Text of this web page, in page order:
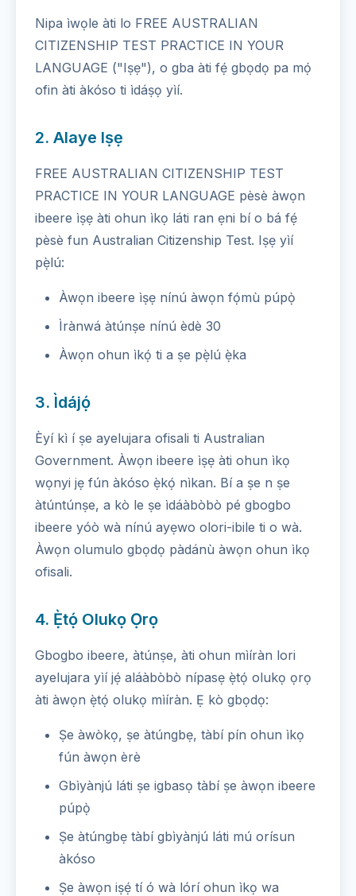
Nipa ìwọle àti lo FREE AUSTRALIAN
CITIZENSHIP TEST PRACTICE IN YOUR
LANGUAGE ("Iṣẹ"), o gba àti fẹ́ gbọdọ pa mọ́
ofin àti àkóso ti ìdáṣọ yìí.
2. Alaye Iṣẹ
FREE AUSTRALIAN CITIZENSHIP TEST
PRACTICE IN YOUR LANGUAGE pèsè àwọn
ibeere ìṣẹ àti ohun ìkọ láti ran ẹni bí o bá fẹ́
pèsè fun Australian Citizenship Test. Iṣẹ yìí
pẹ̀lú:
Àwọn ibeere ìṣẹ nínú àwọn fọ́mù púpọ̀
Ìrànwá àtúnṣe nínú èdè 30
Àwọn ohun ìkọ́ ti a ṣe pẹ̀lú ẹ̀ka
3. Ìdájọ́
Èyí kì í ṣe ayelujara ofisali ti Australian
Government. Àwọn ibeere ìṣẹ àti ohun ìkọ
wọnyi jẹ fún àkóso ẹ̀kọ́ nìkan. Bí a ṣe n ṣe
àtúntúnṣe, a kò le ṣe ìdáàbòbò pé gbogbo
ibeere yóò wà nínú ayẹwo olori-ibile ti o wà.
Àwọn olumulo gbọdọ pàdánù àwọn ohun ìkọ
ofisali.
4. Ẹ̀tọ́ Olukọ Ọrọ
Gbogbo ibeere, àtúnṣe, àti ohun mìíràn lori
ayelujara yìí jẹ́ aláàbòbò nípasẹ ẹ̀tọ́ olukọ ọrọ
àti àwọn ẹ̀tọ́ olukọ mìíràn. Ẹ kò gbọdọ:
Ṣe àwòkọ, ṣe àtúngbẹ, tàbí pín ohun ìkọ
fún àwọn èrè
Gbìyànjú láti ṣe igbasọ tàbí ṣe àwọn ibeere
púpọ̀
Ṣe àtúngbẹ tàbí gbìyànjú láti mú orísun
àkóso
Ṣe àwọn iṣẹ́ tí ó wà lórí ohun ìkọ wa